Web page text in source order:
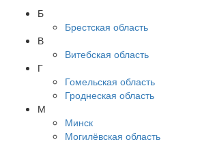
Б
Брестская область
В
Витебская область
Г
Гомельская область
Гроднеская область
М
Минск
Могилёвская область